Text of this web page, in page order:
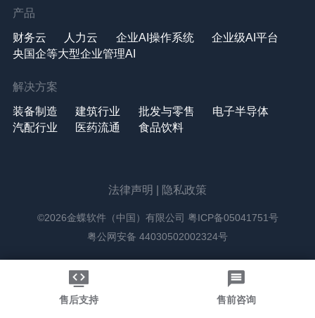
售后支持 售前咨询
产品
财务云 人力云 企业AI操作系统
企业级AI平台
央国企等大型企业管理AI
解决方案
装备制造 建筑行业 批发与零售
电子半导体
汽配行业
医药流通 食品饮料
法律声明 隐私政策
©2026金蝶软件（中国）有限公司 粤ICP备05041751号
粤公网安备 44030502002324号